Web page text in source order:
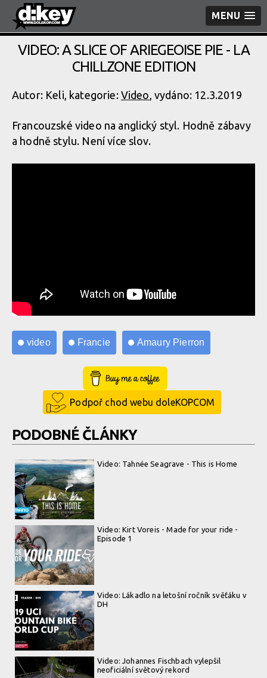
MENU
VIDEO: A SLICE OF ARIEGEOISE PIE - LA
CHILLZONE EDITION
Autor: Keli, kategorie: Video, vydáno: 12.3.2019
Francouzské video na anglický styl. Hodně zábavy
a hodně stylu. Není více slov.
video Francie Amaury Pierron
Buy Me a Coffee
Podpoř chod webu doleKOPCOM
PODOBNÉ ČLÁNKY
Video: Tahnée Seagrave - This is Home
Video: Kirt Voreis - Made for your ride -
Episode 1
Video: Lákadlo na letošní ročník svěťáku v
DH
Video: Johannes Fischbach vylepšil
neoficiální světový rekord